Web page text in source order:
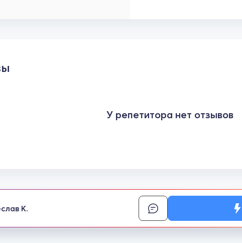
У репетитора нет отзывов
К.